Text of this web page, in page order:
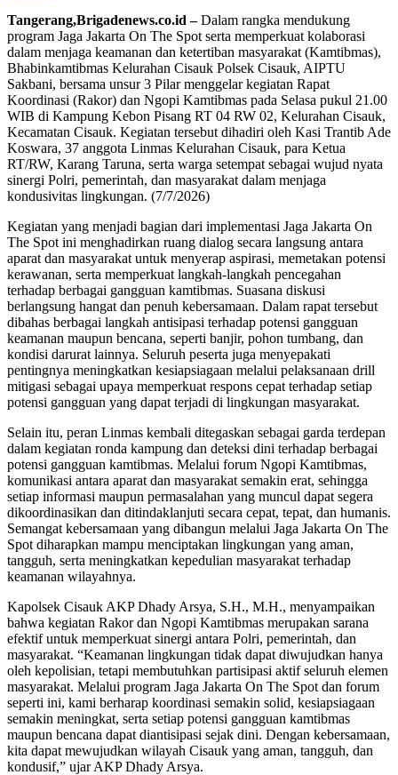
Tangerang,Brigadenews.co.id –Dalam rangka mendukung
program Jaga Jakarta On The Spot serta memperkuat kolaborasi
dalam menjaga keamanan dan ketertiban masyarakat (Kamtibmas),
Bhabinkamtibmas Kelurahan Cisauk Polsek Cisauk, AIPTU
Sakbani, bersama unsur 3 Pilar menggelar kegiatan Rapat
Koordinasi (Rakor) dan Ngopi Kamtibmas pada Selasa pukul 21.00
WIB di Kampung Kebon Pisang RT 04 RW 02, Kelurahan Cisauk,
Kecamatan Cisauk. Kegiatan tersebut dihadiri oleh Kasi Trantib Ade
Koswara, 37 anggota Linmas Kelurahan Cisauk, para Ketua
RT/RW, Karang Taruna, serta warga setempat sebagai wujud nyata
sinergi Polri, pemerintah, dan masyarakat dalam menjaga
kondusivitas lingkungan. (7/7/2026)
Kegiatan yang menjadi bagian dari implementasi Jaga Jakarta On
The Spot ini menghadirkan ruang dialog secara langsung antara
aparat dan masyarakat untuk menyerap aspirasi, memetakan potensi
kerawanan, serta memperkuat langkah-langkah pencegahan
terhadap berbagai gangguan kamtibmas. Suasana diskusi
berlangsung hangat dan penuh kebersamaan. Dalam rapat tersebut
dibahas berbagai langkah antisipasi terhadap potensi gangguan
keamanan maupun bencana, seperti banjir, pohon tumbang, dan
kondisi darurat lainnya. Seluruh peserta juga menyepakati
pentingnya meningkatkan kesiapsiagaan melalui pelaksanaan drill
mitigasi sebagai upaya memperkuat respons cepat terhadap setiap
potensi gangguan yang dapat terjadi di lingkungan masyarakat.
Selain itu, peran Linmas kembali ditegaskan sebagai garda terdepan
dalam kegiatan ronda kampung dan deteksi dini terhadap berbagai
potensi gangguan kamtibmas. Melalui forum Ngopi Kamtibmas,
komunikasi antara aparat dan masyarakat semakin erat, sehingga
setiap informasi maupun permasalahan yang muncul dapat segera
dikoordinasikan dan ditindaklanjuti secara cepat, tepat, dan humanis.
Semangat kebersamaan yang dibangun melalui Jaga Jakarta On The
Spot diharapkan mampu menciptakan lingkungan yang aman,
tangguh, serta meningkatkan kepedulian masyarakat terhadap
keamanan wilayahnya.
Kapolsek Cisauk AKP Dhady Arsya, S.H., M.H., menyampaikan
bahwa kegiatan Rakor dan Ngopi Kamtibmas merupakan sarana
efektif untuk memperkuat sinergi antara Polri, pemerintah, dan
masyarakat. “Keamanan lingkungan tidak dapat diwujudkan hanya
oleh kepolisian, tetapi membutuhkan partisipasi aktif seluruh elemen
masyarakat. Melalui program Jaga Jakarta On The Spot dan forum
seperti ini, kami berharap koordinasi semakin solid, kesiapsiagaan
semakin meningkat, serta setiap potensi gangguan kamtibmas
maupun bencana dapat diantisipasi sejak dini. Dengan kebersamaan,
kita dapat mewujudkan wilayah Cisauk yang aman, tangguh, dan
kondusif,” ujar AKP Dhady Arsya.